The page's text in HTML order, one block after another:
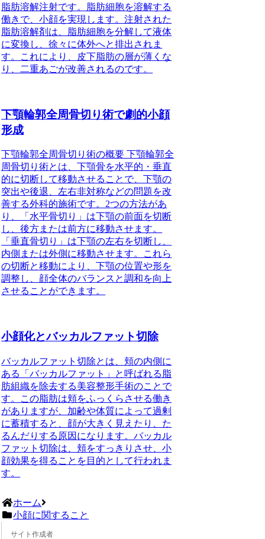
脂肪溶解注射です。脂肪細胞を溶解する
働きで、小顔を実現します。注射された
脂肪溶解剤は、脂肪細胞を分解して液体
に変換し、徐々に体外へと排出されま
す。これにより、皮下脂肪の層が薄くな
り、二重あごが改善されるのです。
下顎輪郭全周骨切り術で劇的小顔
形成
下顎輪郭全周骨切り術の概要 下顎輪郭全
周骨切り術とは、下顎骨を水平的・垂直
的に切断して移動させることで、下顎の
突出や後退、左右非対称などの問題を改
善する外科的施術です。2つの方法があ
り、「水平骨切り」は下顎の前面を切断
し、後方または前方に移動させます。
「垂直骨切り」は下顎の左右を切断し、
内側または外側に移動させます。これら
の切断と移動により、下顎の位置や形を
調整し、顔全体のバランスと調和を向上
させることができます。
小顔化とバッカルファット切除
バッカルファット切除とは、頬の内側に
ある「バッカルファット」と呼ばれる脂
肪組織を除去する美容整形手術のことで
す。この脂肪は頬をふっくらさせる働き
がありますが、加齢や体質によって過剰
に蓄積すると、顔が大きく見えたり、た
るんだりする原因になります。バッカル
ファット切除は、頬をすっきりさせ、小
顔効果を得ることを目的として行われま
す。
ホーム
小顔に関すること
サイト作成者